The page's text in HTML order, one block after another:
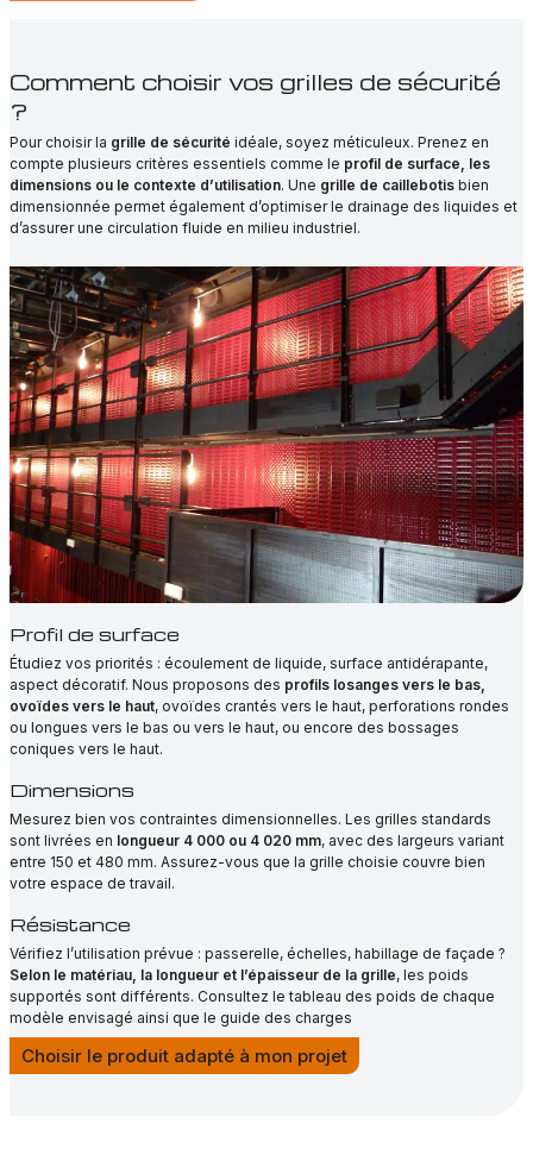
Comment choisir vos grilles de sécurité
?
Pour choisir la grille de sécurité idéale, soyez méticuleux. Prenez en
compte plusieurs critères essentiels comme le profil de surface, les
dimensions ou le contexte d’utilisation. Une grille de caillebotis bien
dimensionnée permet également d’optimiser le drainage des liquides et
d’assurer une circulation fluide en milieu industriel.
Profil de surface
Étudiez vos priorités : écoulement de liquide, surface antidérapante,
aspect décoratif. Nous proposons des profils losanges vers le bas,
ovoïdes vers le haut, ovoïdes crantés vers le haut, perforations rondes
ou longues vers le bas ou vers le haut, ou encore des bossages
coniques vers le haut.
Dimensions
Mesurez bien vos contraintes dimensionnelles. Les grilles standards
sont livrées en longueur 4 000 ou 4 020 mm, avec des largeurs variant
entre 150 et 480 mm. Assurez-vous que la grille choisie couvre bien
votre espace de travail.
Résistance
Vérifiez l’utilisation prévue : passerelle, échelles, habillage de façade ?
Selon le matériau, la longueur et l’épaisseur de la grille, les poids
supportés sont différents. Consultez le tableau des poids de chaque
modèle envisagé ainsi que le guide des charges
Choisir le produit adapté à mon projet